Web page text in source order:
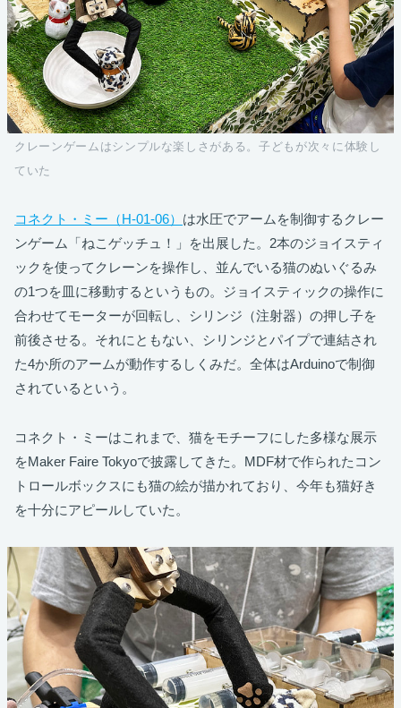
クレーンゲームはシンプルな楽しさがある。子どもが次々に体験し
ていた
コネクト・ミー（H-01-06） は水圧でアームを制御するクレー
ンゲーム「ねこゲッチュ！」を出展した。2本のジョイスティ
ックを使ってクレーンを操作し、並んでいる猫のぬいぐるみ
の1つを皿に移動するというもの。ジョイスティックの操作に
合わせてモーターが回転し、シリンジ（注射器）の押し子を
前後させる。それにともない、シリンジとパイプで連結され
た4か所のアームが動作するしくみだ。全体はArduinoで制御
されているという。
コネクト・ミーはこれまで、猫をモチーフにした多様な展示
をMaker Faire Tokyoで披露してきた。MDF材で作られたコン
トロールボックスにも猫の絵が描かれており、今年も猫好き
を十分にアピールしていた。